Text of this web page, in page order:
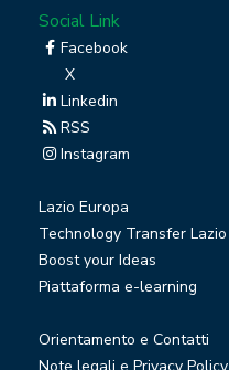
Social Link
Facebook
X
Linkedin
RSS
Instagram
Lazio Europa
Technology Transfer Lazio
Boost your Ideas
Piattaforma e-learning
Orientamento e Contatti